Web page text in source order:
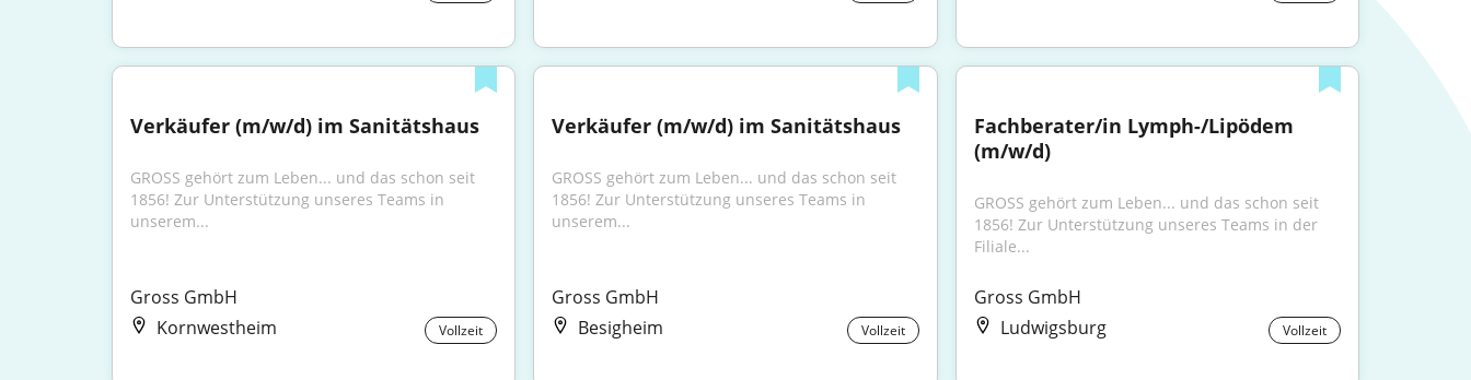
Verkäufer (m/w/d) im Sanitätshaus
GROSS gehört zum Leben... und das schon seit
1856! Zur Unterstützung unseres Teams in
unserem...
Gross GmbH
Kornwestheim
Vollzeit
Verkäufer (m/w/d) im Sanitätshaus
GROSS gehört zum Leben... und das schon seit
1856! Zur Unterstützung unseres Teams in
unserem...
Gross GmbH
Besigheim
Vollzeit
Fachberater/in Lymph-/Lipödem
(m/w/d)
GROSS gehört zum Leben... und das schon seit
1856! Zur Unterstützung unseres Teams in der
Filiale...
Gross GmbH
Ludwigsburg
Vollzeit